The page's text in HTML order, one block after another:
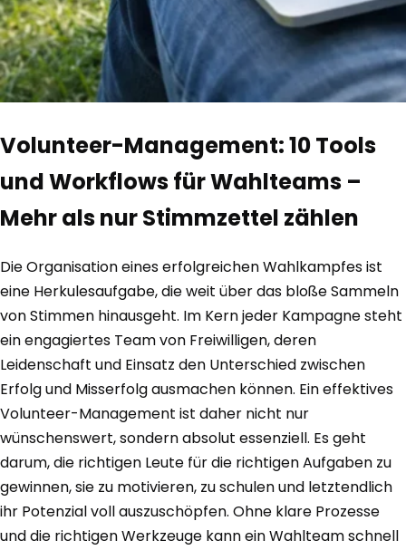
Volunteer-Management: 10 Tools
und Workflows für Wahlteams –
Mehr als nur Stimmzettel zählen
Die Organisation eines erfolgreichen Wahlkampfes ist
eine Herkulesaufgabe, die weit über das bloße Sammeln
von Stimmen hinausgeht. Im Kern jeder Kampagne steht
ein engagiertes Team von Freiwilligen, deren
Leidenschaft und Einsatz den Unterschied zwischen
Erfolg und Misserfolg ausmachen können. Ein effektives
Volunteer-Management ist daher nicht nur
wünschenswert, sondern absolut essenziell. Es geht
darum, die richtigen Leute für die richtigen Aufgaben zu
gewinnen, sie zu motivieren, zu schulen und letztendlich
ihr Potenzial voll auszuschöpfen. Ohne klare Prozesse
und die richtigen Werkzeuge kann ein Wahlteam schnell